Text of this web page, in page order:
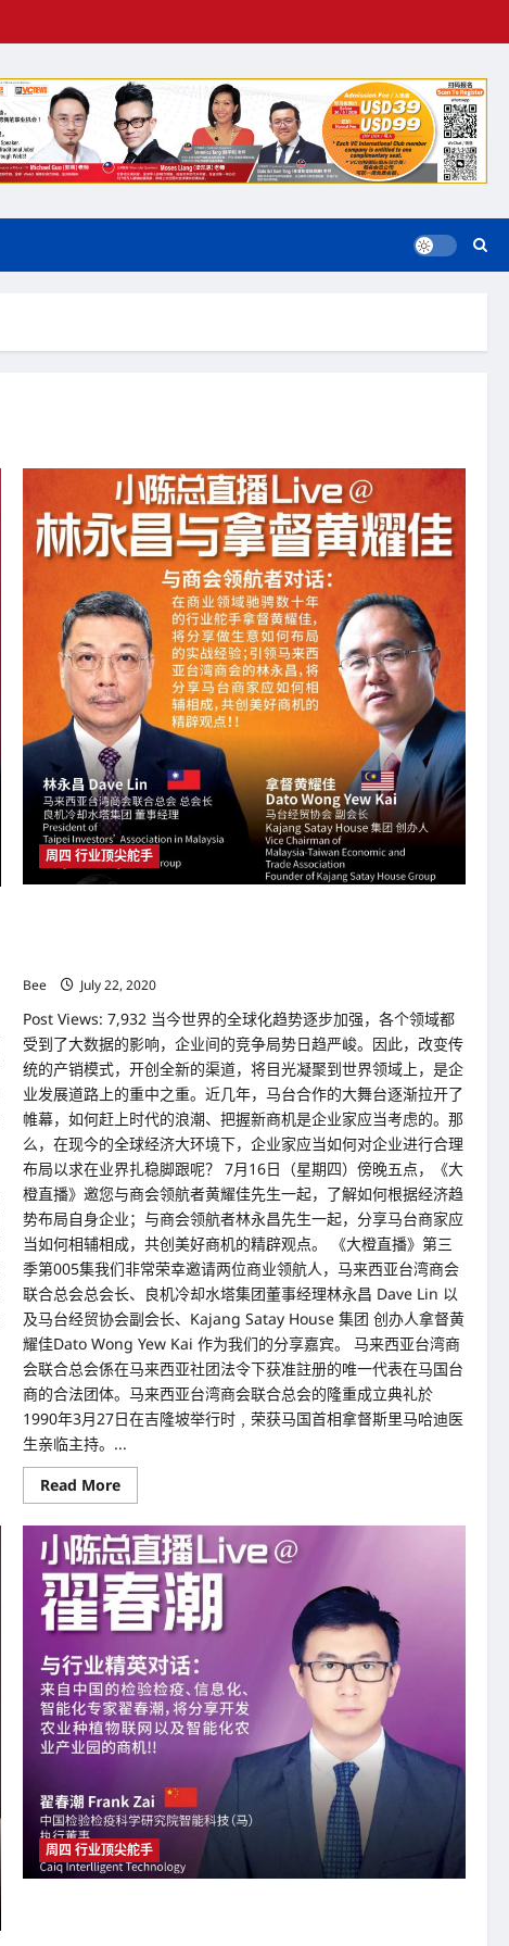
周四 行业顶尖舵手
Bee
July 22, 2020
Post Views: 7,932 当今世界的全球化趋势逐步加强，各个领域都
受到了大数据的影响，企业间的竞争局势日趋严峻。因此，改变传
统的产销模式，开创全新的渠道，将目光凝聚到世界领域上，是企
业发展道路上的重中之重。近几年，马台合作的大舞台逐渐拉开了
帷幕，如何赶上时代的浪潮、把握新商机是企业家应当考虑的。那
么，在现今的全球经济大环境下，企业家应当如何对企业进行合理
布局以求在业界扎稳脚跟呢？ 7月16日（星期四）傍晚五点，《大
橙直播》邀您与商会领航者黄耀佳先生一起，了解如何根据经济趋
势布局自身企业；与商会领航者林永昌先生一起，分享马台商家应
当如何相辅相成，共创美好商机的精辟观点。 《大橙直播》第三
季第005集我们非常荣幸邀请两位商业领航人，马来西亚台湾商会
联合总会总会长、良机冷却水塔集团董事经理林永昌 Dave Lin 以
及马台经贸协会副会长、Kajang Satay House 集团 创办人拿督黄
耀佳Dato Wong Yew Kai 作为我们的分享嘉宾。 马来西亚台湾商
会联合总会係在马来西亚社团法令下获准註册的唯一代表在马国台
商的合法团体。马来西亚台湾商会联合总会的隆重成立典礼於
1990年3月27日在吉隆坡举行时﹐荣获马国首相拿督斯里马哈迪医
生亲临主持。...
Read MoreRead
more
大
橙
大
条
国
际
视
频：
大
橙
直
播
第
三
季|005
集|
在
商
业
领
域
驰
周四 行业顶尖舵手